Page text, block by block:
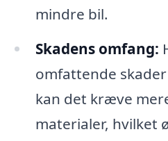
mindre bil.
Skadens omfang:
omfattende
kan det kræve
materialer, hvilket